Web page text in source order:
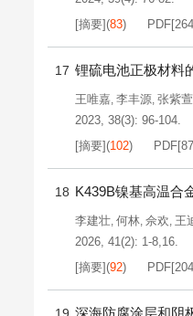
[摘要](83) PDF[
17 锂硫电池正极材料
王唯嘉, 李丰源, 张紫萱
2023, 38(3): 96-104.
[摘要](102) PDF[
18 K439B镍基高温合
李建壮, 何林, 佘欢, 王
2026, 41(2): 1-8,16.
[摘要](92) PDF[
深海防腐涂层和阴